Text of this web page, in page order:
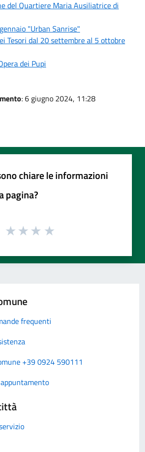
del Quartiere Maria Ausiliatrice di
"Urban Sanrise"
Tesori dal 20 settembre al 5 ottobre
dei Pupi
: 6 giugno 2024, 11:28
chiare le informazioni
pagina?
frequenti
+39 0924 590111